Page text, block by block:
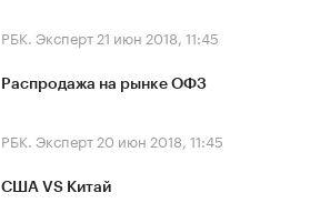
РБК. Эксперт 21 июн 2018, 11:45
Распродажа на рынке ОФЗ
РБК. Эксперт 20 июн 2018, 11:45
США VS Китай